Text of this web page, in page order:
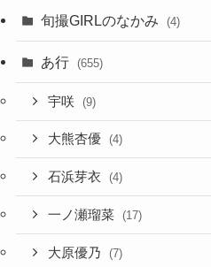
旬撮GIRLのなかみ (4)
あ行 (655)
宇咲 (9)
大熊杏優 (4)
石浜芽衣 (4)
一ノ瀬瑠菜 (17)
大原優乃 (7)